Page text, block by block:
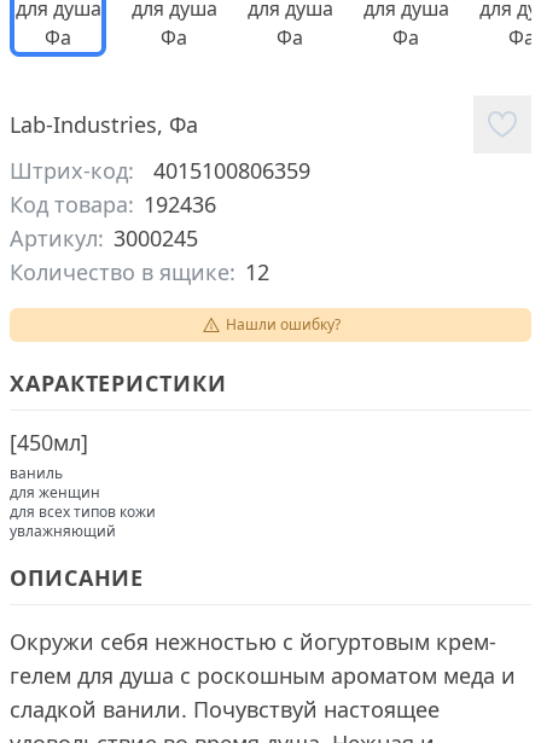
Lab-Industries, Фа
Штрих-код:
4015100806359
Код товара: 192436
Артикул: 3000245
Количество в ящике: 12
Нашли ошибку?
ХАРАКТЕРИСТИКИ
[450мл]
ваниль
для женщин
для всех типов кожи
увлажняющий
ОПИСАНИЕ
Окружи себя нежностью с йогуртовым крем-
гелем для душа с роскошным ароматом меда и
сладкой ванили. Почувствуй настоящее